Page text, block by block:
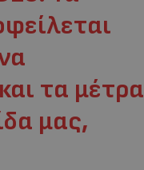
τα μέτρα
μας,